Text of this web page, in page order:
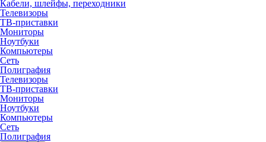
Кабели, шлейфы, переходники
Телевизоры
ТВ-приставки
Мониторы
Ноутбуки
Компьютеры
Сеть
Полиграфия
Телевизоры
ТВ-приставки
Мониторы
Ноутбуки
Компьютеры
Сеть
Полиграфия